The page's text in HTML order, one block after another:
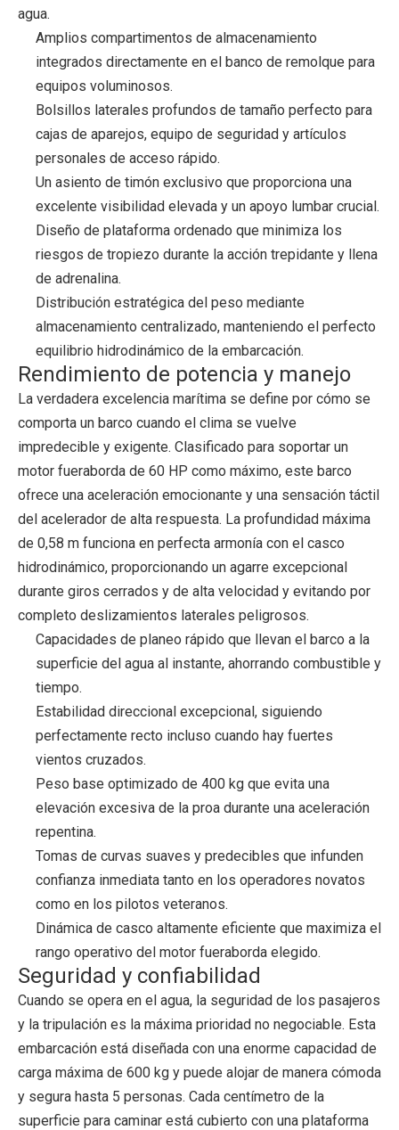
agua.
Amplios compartimentos de almacenamiento
integrados directamente en el banco de remolque para
equipos voluminosos.
Bolsillos laterales profundos de tamaño perfecto para
cajas de aparejos, equipo de seguridad y artículos
personales de acceso rápido.
Un asiento de timón exclusivo que proporciona una
excelente visibilidad elevada y un apoyo lumbar crucial.
Diseño de plataforma ordenado que minimiza los
riesgos de tropiezo durante la acción trepidante y llena
de adrenalina.
Distribución estratégica del peso mediante
almacenamiento centralizado, manteniendo el perfecto
equilibrio hidrodinámico de la embarcación.
Rendimiento de potencia y manejo
La verdadera excelencia marítima se define por cómo se
comporta un barco cuando el clima se vuelve
impredecible y exigente. Clasificado para soportar un
motor fueraborda de 60 HP como máximo, este barco
ofrece una aceleración emocionante y una sensación táctil
del acelerador de alta respuesta. La profundidad máxima
de 0,58 m funciona en perfecta armonía con el casco
hidrodinámico, proporcionando un agarre excepcional
durante giros cerrados y de alta velocidad y evitando por
completo deslizamientos laterales peligrosos.
Capacidades de planeo rápido que llevan el barco a la
superficie del agua al instante, ahorrando combustible y
tiempo.
Estabilidad direccional excepcional, siguiendo
perfectamente recto incluso cuando hay fuertes
vientos cruzados.
Peso base optimizado de 400 kg que evita una
elevación excesiva de la proa durante una aceleración
repentina.
Tomas de curvas suaves y predecibles que infunden
confianza inmediata tanto en los operadores novatos
como en los pilotos veteranos.
Dinámica de casco altamente eficiente que maximiza el
rango operativo del motor fueraborda elegido.
Seguridad y confiabilidad
Cuando se opera en el agua, la seguridad de los pasajeros
y la tripulación es la máxima prioridad no negociable. Esta
embarcación está diseñada con una enorme capacidad de
carga máxima de 600 kg y puede alojar de manera cómoda
y segura hasta 5 personas. Cada centímetro de la
superficie para caminar está cubierto con una plataforma